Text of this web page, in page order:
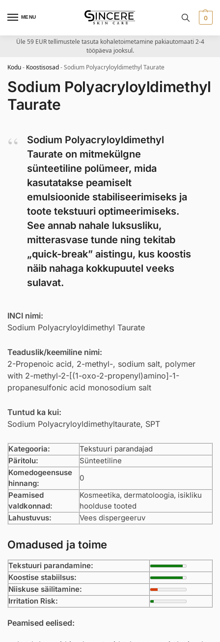
MENU 0
Üle 59 EUR tellimustele tasuta kohaletoimetamine pakiautomaati 2-4
tööpäeva jooksul.
Kodu- Koostisosad-Sodium Polyacryloyldimethyl Taurate
Sodium Polyacryloyldimethyl
Taurate
Sodium Polyacryloyldimethyl
Taurate on mitmekülgne
sünteetiline polümeer, mida
kasutatakse peamiselt
emulsioonide stabiliseerimiseks ja
toote tekstuuri optimeerimiseks.
See annab nahale luksusliku,
mitterasvase tunde ning tekitab
„quick-break” aistingu, kus koostis
näib nahaga kokkupuutel veeks
sulavat.
INCI nimi:
Sodium Polyacryloyldimethyl Taurate
Teaduslik/keemiline nimi:
2-Propenoic acid, 2-methyl-, sodium salt, polymer
with 2-methyl-2-[(1-oxo-2-propenyl)amino]-1-
propanesulfonic acid monosodium salt
Tuntud ka kui:
Sodium Polyacryloyldimethyltaurate, SPT
Kategooria:
Tekstuuri parandajad
Päritolu:
Sünteetiline
Komedogeensuse
hinnang:
0
Peamised
valdkonnad:
Kosmeetika, dermatoloogia, isikliku
hoolduse tooted
Lahustuvus:
Vees dispergeeruv
Omadused ja toime
Tekstuuri parandamine:
Koostise stabiilsus:
Niiskuse säilitamine:
Irritation Risk:
Peamised eelised: